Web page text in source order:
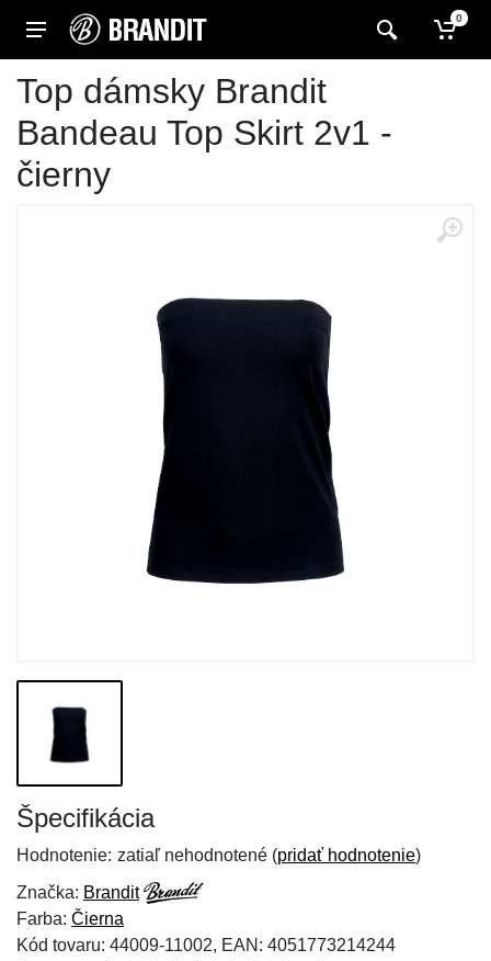
0
Top dámsky Brandit
Bandeau Top Skirt 2v1 -
čierny
Špecifikácia
Hodnotenie: zatiaľ nehodnotené (pridať hodnotenie)
Značka: Brandit
Farba: Čierna
Kód tovaru: 44009-11002, EAN: 4051773214244